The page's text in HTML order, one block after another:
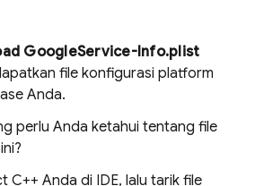
GoogleService-Info.plist
file konfigurasi platform
Anda.
perlu Anda ketahui tentang file
C++ Anda di IDE, lalu tarik file